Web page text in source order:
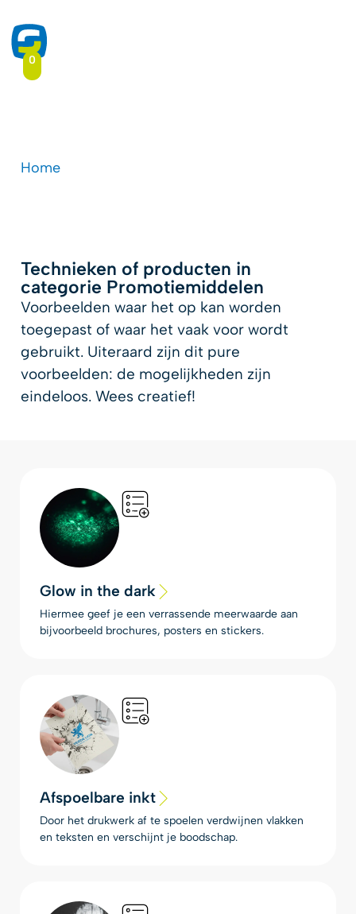
0
Home-
Technieken of producten in
categorie Promotiemiddelen
Voorbeelden waar het op kan worden
toegepast of waar het vaak voor wordt
gebruikt. Uiteraard zijn dit pure
voorbeelden: de mogelijkheden zijn
eindeloos. Wees creatief!
Glow in the dark
Hiermee geef je een verrassende meerwaarde aan
bijvoorbeeld brochures, posters en stickers.
Afspoelbare inkt
Door het drukwerk af te spoelen verdwijnen vlakken
en teksten en verschijnt je boodschap.